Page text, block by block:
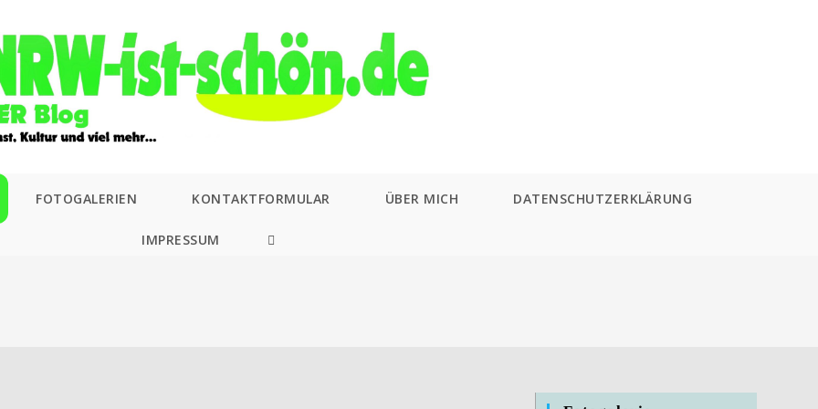
FOTOGALERIEN KONTAKTFORMULAR ÜBER MICH DATENSCHUTZERKLÄRUNG
IMPRESSUM
WEBSITE-